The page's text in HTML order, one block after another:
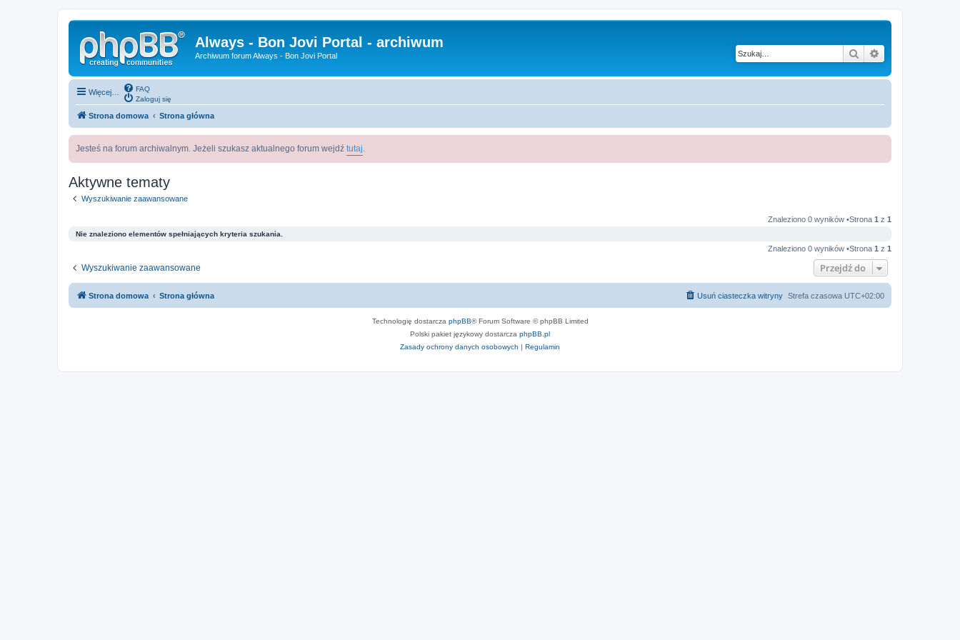
Always - Bon Jovi Portal - archiwum
Archiwum forum Always - Bon Jovi Portal Szukaj
Więcej…
FAQ
Zaloguj się
Strona domowa Strona główna
Jesteś na forum archiwalnym. Jeżeli szukasz aktualnego forum wejdź tutaj
Aktywne tematy
Wyszukiwanie zaawansowane
Znaleziono 0 wyników •Strona 1 z 1
Nie znaleziono elementów spełniających kryteria szukania.
Znaleziono 0 wyników •Strona 1 z 1
Wyszukiwanie zaawansowane Przejdź do
Strona domowa Strona główna Strefa czasowa UTC+02:00
Usuń ciasteczka witryny
Technologię dostarcza phpBB® Forum Software © phpBB Limited
Polski pakiet językowy dostarcza phpBB.pl
Zasady ochrony danych osobowych | Regulamin